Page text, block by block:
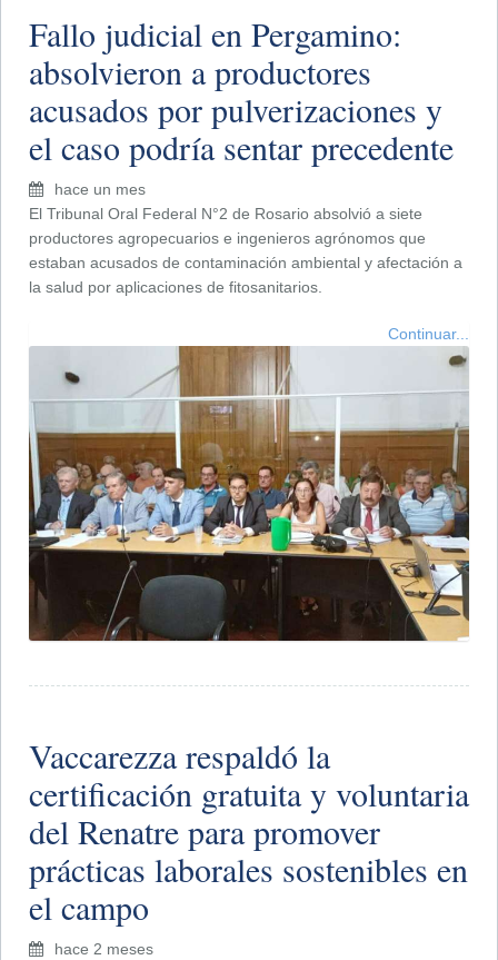
Fallo judicial en Pergamino:
absolvieron a productores
acusados por pulverizaciones y
el caso podría sentar precedente
hace un mes
El Tribunal Oral Federal N°2 de Rosario absolvió a siete
productores agropecuarios e ingenieros agrónomos que
estaban acusados de contaminación ambiental y afectación a
la salud por aplicaciones de fitosanitarios.
Continuar...
Vaccarezza respaldó la
certificación gratuita y voluntaria
del Renatre para promover
prácticas laborales sostenibles en
el campo
hace 2 meses